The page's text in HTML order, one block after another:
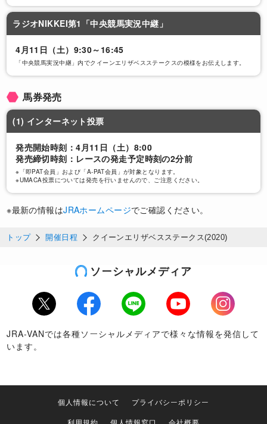
ダノンプレミアムに帯同の猿橋助手「精神的
に落ち着いていて良い状態をキープ」
04/07
04/06
ランドウィック競馬場紹介
04/04
見込み馬を発表
クイーンエリザベスSの馬券発売が決定、ダ
ノンプレミアム参戦予定
ラジオNIKKEI第1「中央競馬実況中継」
4月11日（土）9:30～16:45
「中央競馬実況中継」内でクイーンエリザベスステークスの模様をお伝えします。
馬券発売
(1) インターネット投票
発売開始時刻：4月11日（土）8:00
発売締切時刻：レースの発走予定時刻の2分前
※「即PAT会員」および「A-PAT会員」が対象となります。
※UMACA投票については発売を行いませんので、ご注意ください。
※最新の情報はJRAホームページでご確認ください。
トップ 開催日程 クイーンエリザベスステークス(2020)
ソーシャルメディア
Twitter Facebook LINE Youtube
Instagram
JRA-VANでは各種ソーシャルメディアで様々な情報を発信して
います。
個人情報について
プライバシーポリシー
利用規約
個人情報窓口 会社概要